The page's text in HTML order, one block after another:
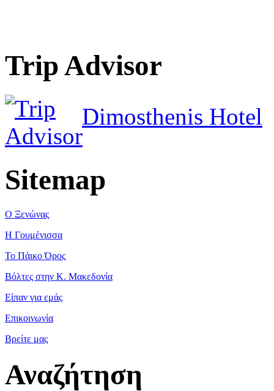
Trip Advisor
Dimosthenis Hotel
Sitemap
Ο Ξενώνας
Η Γουμένισσα
Το Πάικο Όρος
Βόλτες στην Κ. Μακεδονία
Είπαν για εμάς
Επικοινωνία
Βρείτε μας
Αναζήτηση